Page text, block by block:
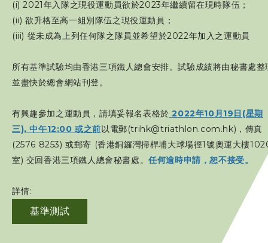
(i) 2021年入隊之現役運動員欲於2023年繼續留在現時隊伍；
(ii) 欲升格至高一組別隊伍之現役運動員；
(iii) 從未成為上列任何隊之隊員並希望於2022年加入之運動員
所有基準試驗均由香港三項鐵人總會安排。試驗成績將由秘書處整
並盡快於總會網站刊登。
有興趣參加之運動員，請填妥報名表格於 2022年10月19日(星期
三), 中午12:00 或之前以電郵(trihk@triathlon.com.hk)，傳真
(2576 8253) 或郵寄 (香港銅鑼灣掃桿埔大球場徑1號奧運大樓
室) 交回香港三項鐵人總會秘書處。任何逾時申請，恕不接受。
詳情:
基準測試